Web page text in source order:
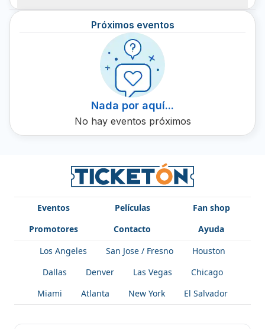
fusionar el R&B, el hip-hop y el pop en su música única.
Algunos de sus éxitos más conocidos incluyen 'Down',
'Do You Remember' y '2012 (It Ain't The End)'. Jay Sean
ha trabajado con una serie de grandes nombres de la
industria musical, incluyendo Lil Wayne, Pitbull y Nicki
Minaj. En Ticketón puedes adquirir tu boleto para su
próximo espectáculo y disfrutar de su talento en vivo.
Próximos eventos
Nada por aquí...
No hay eventos próximos
Eventos Películas
Fan shop
Promotores
Contacto
Ayuda
Los Angeles
San Jose / Fresno
Houston
Dallas
Denver Las Vegas
Chicago
Miami
Atlanta New York El Salvador